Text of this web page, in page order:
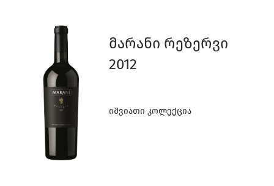
Მარანი Რეზერვი
2012
Იშვიათი Კოლექცია